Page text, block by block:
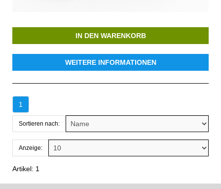
IN DEN WARENKORB
WEITERE INFORMATIONEN
1
Sortieren nach:
Anzeige:
Artikel: 1